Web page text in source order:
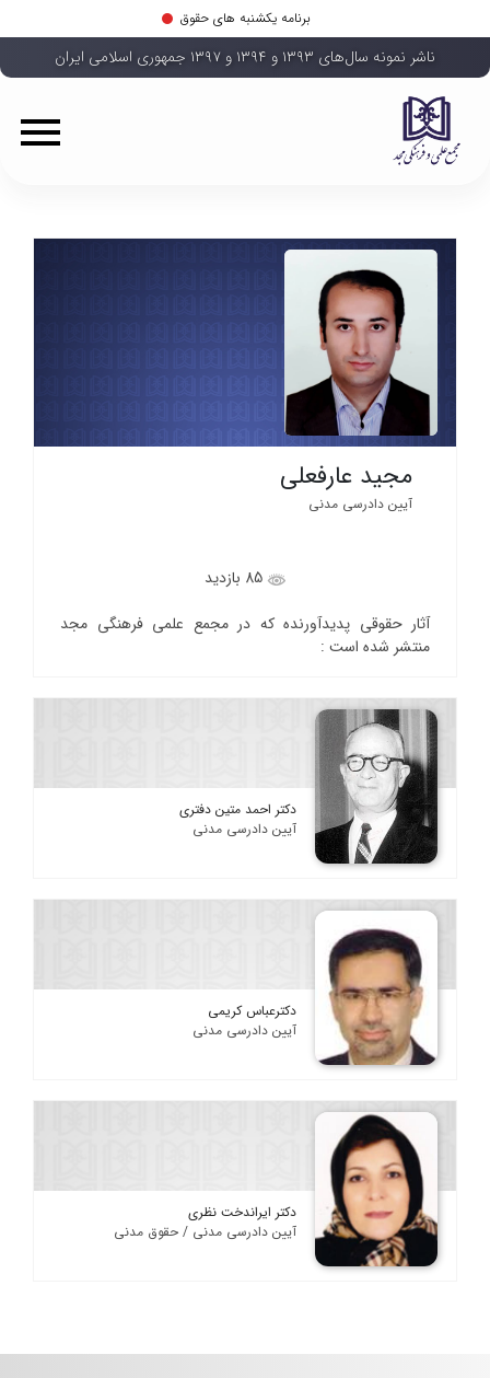
برنامه یکشنبه های حقوق
ناشر نمونه سال‌های ۱۳۹۳ و ۱۳۹۴ و ۱۳۹۷ جمهوری اسلامی ایران
مجید عارفعلی
آیین دادرسی مدنی
85 بازدید
آثار حقوقی پدیدآورنده که در مجمع علمی فرهنگی مجد
منتشر شده است :
دکتر احمد متین دفتری
آیین دادرسی مدنی
دکترعباس کریمی
آیین دادرسی مدنی
دکتر ایراندخت نظری
آیین دادرسی مدنی / حقوق مدنی